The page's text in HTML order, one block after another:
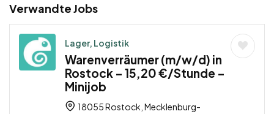
Verwandte Jobs
Lager, Logistik
Warenverräumer (m/w/d) in
Rostock – 15,20 €/Stunde –
Minijob
18055 Rostock, Mecklenburg-